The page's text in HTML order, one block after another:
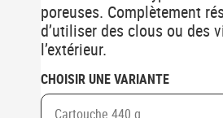
poreuses. Complètement
d’utiliser des clous ou des
l’extérieur.
CHOISIR UNE VARIANTE
Cartouche 440 g